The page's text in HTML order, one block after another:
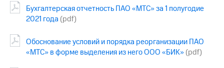
Бухгалтерская отчетность ПАО «МТС» за 1 полугодие
2021 года (pdf)
Обоснование условий и порядка реорганизации ПАО
«МТС» в форме выделения из него ООО «БИК» (pdf)